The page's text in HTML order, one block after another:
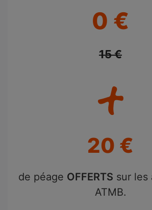
0 €
15 €
20 €
de péage OFFERTS sur les
ATMB.